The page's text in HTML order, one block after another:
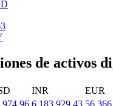
competitivas diariamente
de activos
INR EUR
6,183,929.43